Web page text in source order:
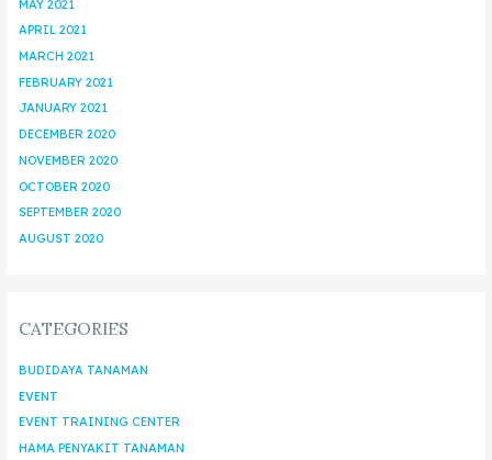
MAY 2021
APRIL 2021
MARCH 2021
FEBRUARY 2021
JANUARY 2021
DECEMBER 2020
NOVEMBER 2020
OCTOBER 2020
SEPTEMBER 2020
AUGUST 2020
CATEGORIES
BUDIDAYA TANAMAN
EVENT
EVENT TRAINING CENTER
HAMA PENYAKIT TANAMAN